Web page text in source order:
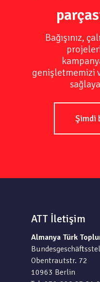
Bağışınız,
genişletmemizi
Şimdi
ATT İletişim
Almanya Türk
Obentrautstr. 72
10963 Berlin